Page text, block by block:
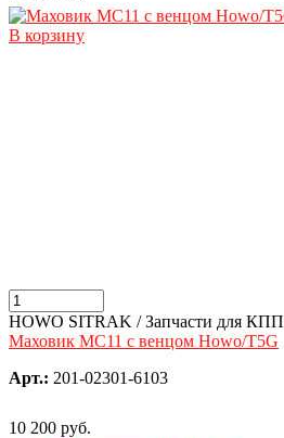
В корзину
HOWO SITRAK / Запчасти для КПП
Маховик MC11 с венцом Howo/T5G
Арт.: 201-02301-6103
10 200 руб.